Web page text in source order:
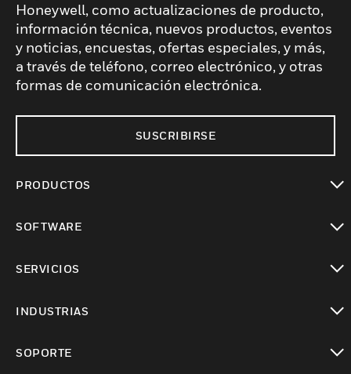
Honeywell, como actualizaciones de producto,
información técnica, nuevos productos, eventos
y noticias, encuestas, ofertas especiales, y más,
a través de teléfono, correo electrónico, y otras
formas de comunicación electrónica.
SUSCRIBIRSE
PRODUCTOS
SOFTWARE
SERVICIOS
INDUSTRIAS
SOPORTE